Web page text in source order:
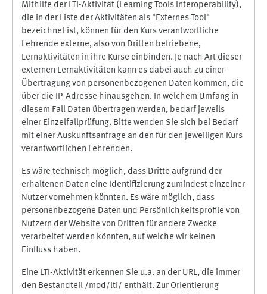
Mithilfe der LTI-Aktivität (Learning Tools Interoperability),
die in der Liste der Aktivitäten als "Externes Tool"
bezeichnet ist, können für den Kurs verantwortliche
Lehrende externe, also von Dritten betriebene,
Lernaktivitäten in ihre Kurse einbinden. Je nach Art dieser
externen Lernaktivitäten kann es dabei auch zu einer
Übertragung von personenbezogenen Daten kommen, die
über die IP-Adresse hinausgehen. In welchem Umfang in
diesem Fall Daten übertragen werden, bedarf jeweils
einer Einzelfallprüfung. Bitte wenden Sie sich bei Bedarf
mit einer Auskunftsanfrage an den für den jeweiligen Kurs
verantwortlichen Lehrenden.
Es wäre technisch möglich, dass Dritte aufgrund der
erhaltenen Daten eine Identifizierung zumindest einzelner
Nutzer vornehmen könnten. Es wäre möglich, dass
personenbezogene Daten und Persönlichkeitsprofile von
Nutzern der Website von Dritten für andere Zwecke
verarbeitet werden könnten, auf welche wir keinen
Einfluss haben.
Eine LTI-Aktivität erkennen Sie u.a. an der URL, die immer
den Bestandteil /mod/lti/ enthält. Zur Orientierung